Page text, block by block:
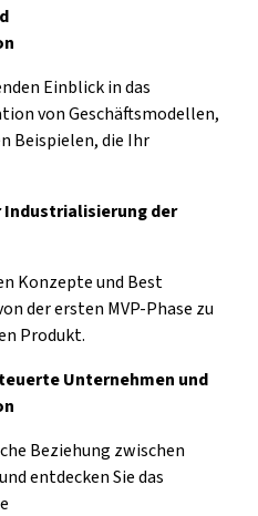
Einblick in das
von Geschäftsmodellen,
Beispielen, die Ihr
Industrialisierung der
Konzepte und Best
der ersten MVP-Phase zu
Produkt.
Unternehmen und
Beziehung zwischen
entdecken Sie das